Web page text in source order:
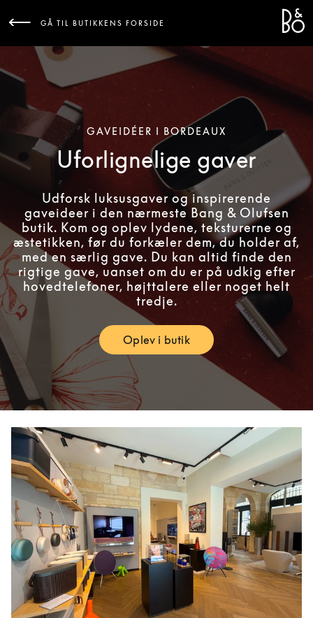
GÅ TIL BUTIKKENS FORSIDE
GAVEIDÉER I BORDEAUX
Uforlignelige gaver
Udforsk luksusgaver og inspirerende
gaveideer i den nærmeste Bang & Olufsen
butik. Kom og oplev lydene, teksturerne og
æstetikken, før du forkæler dem, du holder af,
med en særlig gave. Du kan altid finde den
rigtige gave, uanset om du er på udkig efter
hovedtelefoner, højttalere eller noget helt
tredje.
Oplev i butikLink Opens in New Tab